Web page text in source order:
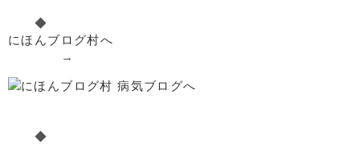
◆
にほんブログ村へ
→
◆